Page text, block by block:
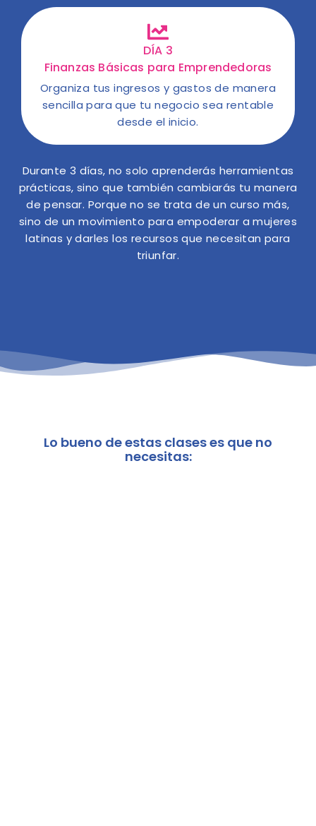
DÍA 3
Finanzas Básicas para Emprendedoras
Organiza tus ingresos y gastos de manera
sencilla para que tu negocio sea rentable
desde el inicio.
Durante 3 días, no solo aprenderás herramientas
prácticas, sino que también cambiarás tu manera
de pensar. Porque no se trata de un curso más,
sino de un movimiento para empoderar a mujeres
latinas y darles los recursos que necesitan para
triunfar.
Lo bueno de estas clases es que no
necesitas: